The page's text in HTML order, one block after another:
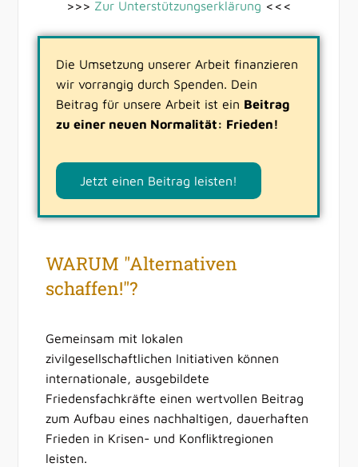
>>> Zur Unterstützungserklärung <<<
Die Umsetzung unserer Arbeit finanzieren
wir vorrangig durch Spenden. Dein
Beitrag für unsere Arbeit ist ein Beitrag
zu einer neuen Normalität: Frieden!
Jetzt einen Beitrag leisten!
WARUM "Alternativen
schaffen!"?
Gemeinsam mit lokalen
zivilgesellschaftlichen Initiativen können
internationale, ausgebildete
Friedensfachkräfte einen wertvollen Beitrag
zum Aufbau eines nachhaltigen, dauerhaften
Frieden in Krisen- und Konfliktregionen
leisten.